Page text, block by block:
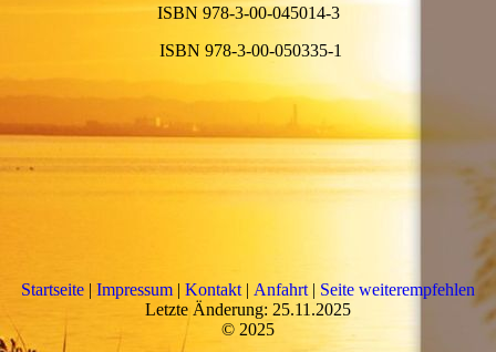
ISBN 978-3-00-045014-3
ISBN 978-3-00-050335-1
Startseite Impressum Kontakt| Anfahrt| Seite weiterempfehlen
Letzte Änderung: 25.11.2025
© 2025